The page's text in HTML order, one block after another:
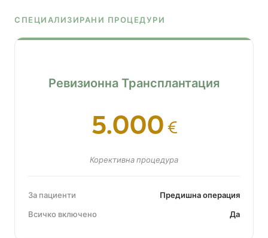
СПЕЦИАЛИЗИРАНИ ПРОЦЕДУРИ
Ревизионна Трансплантация
5.000€
Корективна процедура
За пациенти
Предишна операция
Всичко включено
Да